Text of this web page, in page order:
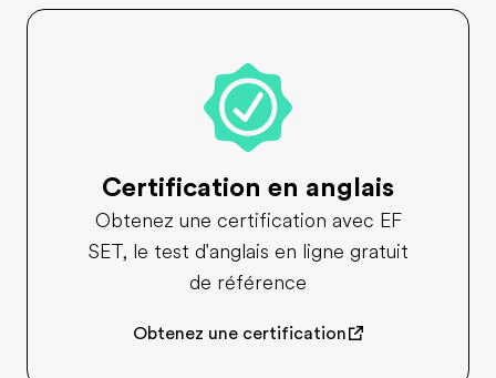
Certification en anglais
Obtenez une certification avec EF
SET, le test d'anglais en ligne gratuit
de référence
Obtenez une certification